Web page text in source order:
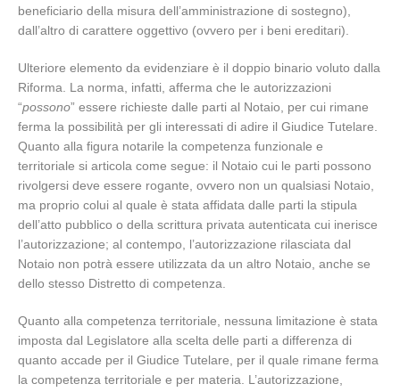
beneficiario della misura dell’amministrazione di sostegno),
dall’altro di carattere oggettivo (ovvero per i beni ereditari).
Ulteriore elemento da evidenziare è il doppio binario voluto dalla
Riforma. La norma, infatti, afferma che le autorizzazioni
“possono” essere richieste dalle parti al Notaio, per cui rimane
ferma la possibilità per gli interessati di adire il Giudice Tutelare.
Quanto alla figura notarile la competenza funzionale e
territoriale si articola come segue: il Notaio cui le parti possono
rivolgersi deve essere rogante, ovvero non un qualsiasi Notaio,
ma proprio colui al quale è stata affidata dalle parti la stipula
dell’atto pubblico o della scrittura privata autenticata cui inerisce
l’autorizzazione; al contempo, l’autorizzazione rilasciata dal
Notaio non potrà essere utilizzata da un altro Notaio, anche se
dello stesso Distretto di competenza.
Quanto alla competenza territoriale, nessuna limitazione è stata
imposta dal Legislatore alla scelta delle parti a differenza di
quanto accade per il Giudice Tutelare, per il quale rimane ferma
la competenza territoriale e per materia. L’autorizzazione,